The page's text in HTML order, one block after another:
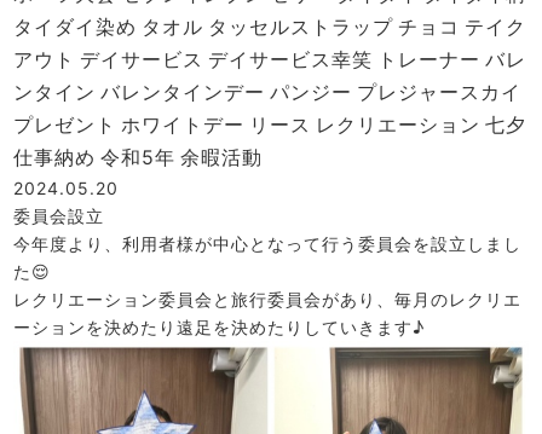
タイダイ染め タオル タッセルストラップ チョコ テイク
アウト デイサービス デイサービス幸笑 トレーナー バレ
ンタイン バレンタインデー パンジー プレジャースカイ
プレゼント ホワイトデー リース レクリエーション 七夕
仕事納め 令和5年 余暇活動
2024.05.20
委員会設立
今年度より、利用者様が中心となって行う委員会を設立しまし
た😌
レクリエーション委員会と旅行委員会があり、毎月のレクリエ
ーションを決めたり遠足を決めたりしていきます♪